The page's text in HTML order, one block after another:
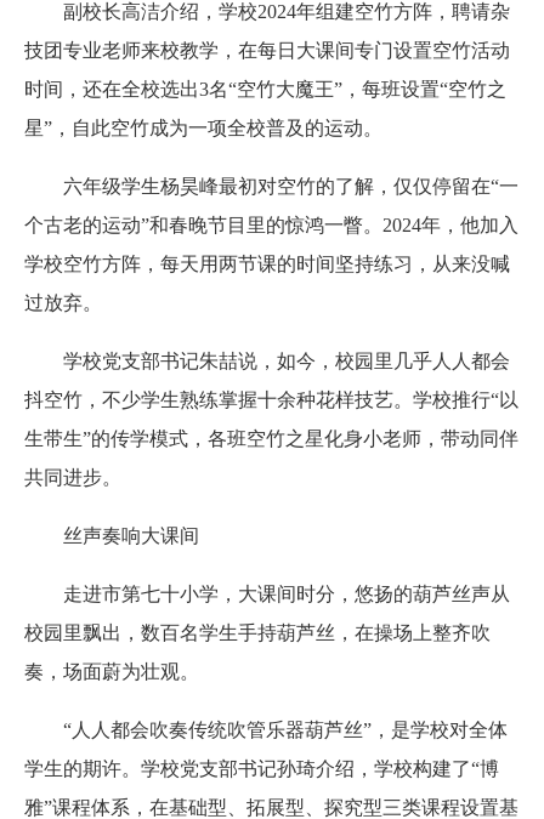
副校长高洁介绍，学校2024年组建空竹方阵，聘请杂
技团专业老师来校教学，在每日大课间专门设置空竹活动
时间，还在全校选出3名“空竹大魔王”，每班设置“空竹之
星”，自此空竹成为一项全校普及的运动。
六年级学生杨昊峰最初对空竹的了解，仅仅停留在“一
个古老的运动”和春晚节目里的惊鸿一瞥。2024年，他加入
学校空竹方阵，每天用两节课的时间坚持练习，从来没喊
过放弃。
学校党支部书记朱喆说，如今，校园里几乎人人都会
抖空竹，不少学生熟练掌握十余种花样技艺。学校推行“以
生带生”的传学模式，各班空竹之星化身小老师，带动同伴
共同进步。
丝声奏响大课间
走进市第七十小学，大课间时分，悠扬的葫芦丝声从
校园里飘出，数百名学生手持葫芦丝，在操场上整齐吹
奏，场面蔚为壮观。
“人人都会吹奏传统吹管乐器葫芦丝”，是学校对全体
学生的期许。学校党支部书记孙琦介绍，学校构建了“博
雅”课程体系，在基础型、拓展型、探究型三类课程设置基